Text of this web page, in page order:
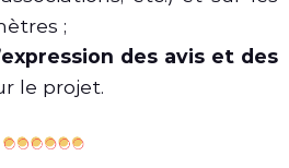
;
des avis et des
le projet.